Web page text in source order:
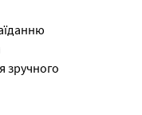
зручного